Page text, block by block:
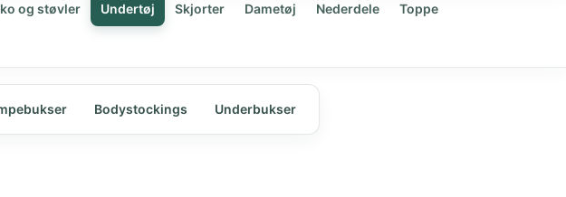
og støvler Undertøj Skjorter Dametøj Nederdele Toppe
Bodystockings Underbukser